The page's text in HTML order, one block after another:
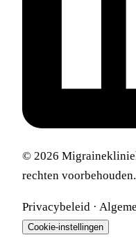
© 2026
rechten voorbehouden.
Privacybeleid ·
Cookie-instellingen